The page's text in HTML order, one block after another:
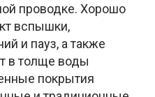
проводке. Хорошо
вспышки,
и пауз, а также
в толще воды
покрытия